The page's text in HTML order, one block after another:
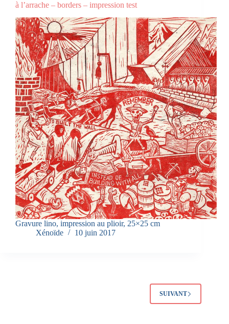
à l’arrache – borders – impression test
Gravure lino, impression au plioir, 25×25 cm
Xénoïde
10 juin 2017
SUIVANT